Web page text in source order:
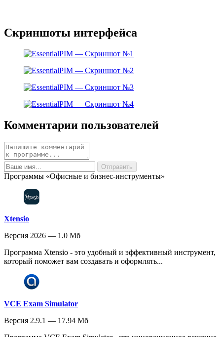
Скриншоты интерфейса
Комментарии пользователей
Программы «Офисные и бизнес-инструменты»
Xtensio
Версия 2026 — 1.0 Мб
Программа Xtensio - это удобный и эффективный инструмент,
который поможет вам создавать и оформлять...
VCE Exam Simulator
Версия 2.9.1 — 17.94 Мб